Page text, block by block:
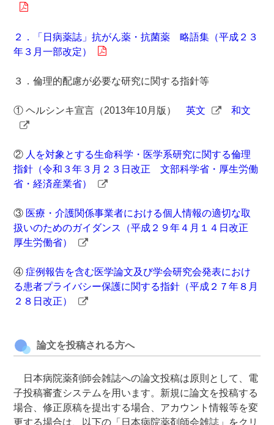
２．「日病薬誌」抗がん薬・抗菌薬 略語集（平成２３
年３月一部改定）
３．倫理的配慮が必要な研究に関する指針等
① ヘルシンキ宣言（2013年10月版）英文 和文
② 人を対象とする生命科学・医学系研究に関する倫理
指針 （令和３年３月２３日改正 文部科学省・厚生労働
省・経済産業省）
③ 医療・介護関係事業者における個人情報の適切な取
扱いのためのガイダンス
（平成２９年４月１４日改正
厚生労働省）
④症例報告を含む医学論文及び学会研究会発表におけ
る患者プライバシー保護に関する指針 （平成２７年８月
２８日改正）
論文を投稿される方へ
日本病院薬剤師会雑誌への論文投稿は原則として、電
子投稿審査システムを用います。新規に論文を投稿する
場合、修正原稿を提出する場合、アカウント情報等を変
更する場合は、以下の「日本病院薬剤師会雑誌」をクリ